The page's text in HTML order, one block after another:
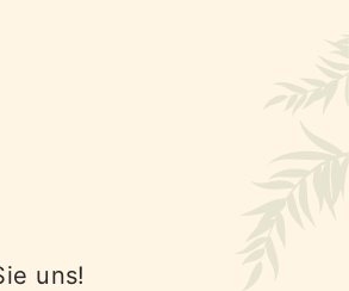
uns!